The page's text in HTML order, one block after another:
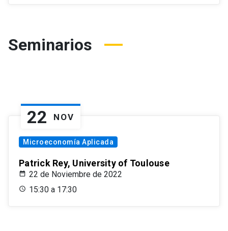
Seminarios
22 NOV
Microeconomía Aplicada
Patrick Rey, University of Toulouse
22 de Noviembre de 2022
15:30 a 17:30